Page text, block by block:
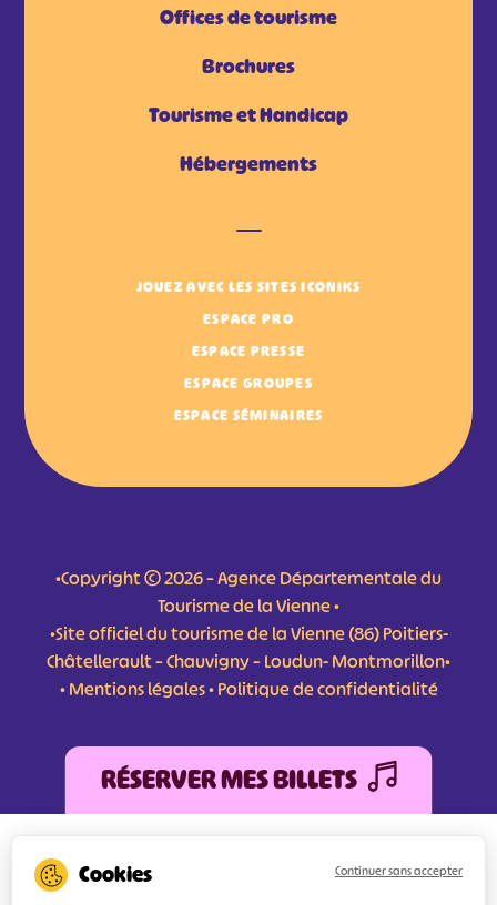
Offices de tourisme
Brochures
Tourisme et Handicap
Hébergements
JOUEZ AVEC LES SITES ICONIKS
ESPACE PRO
ESPACE PRESSE
ESPACE GROUPES
ESPACE SÉMINAIRES
•Copyright © 2026 – Agence Départementale du
Tourisme de la Vienne •
•Site officiel du tourisme de la Vienne (86) Poitiers-
Châtellerault – Chauvigny – Loudun- Montmorillon•
•Mentions légales•Politique de confidentialité
RÉSERVER MES BILLETS
l’Europe au titre du FEDER (Fonds Européen de développement Régional) pour
l’amélioration et la structuration des services numériques pour une meilleure
Continuer sans accepter